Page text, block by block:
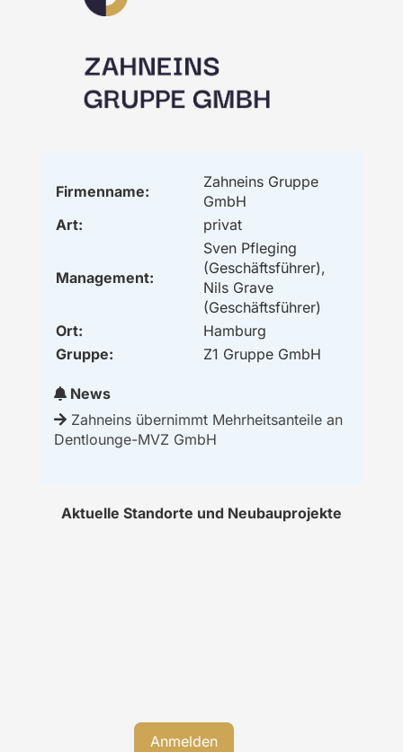
Firmenname:
Zahneins Gruppe
GmbH
Art:
privat
Management:
Sven Pfleging
(Geschäftsführer),
Nils Grave
(Geschäftsführer)
Ort:
Hamburg
Gruppe:
Z1 Gruppe GmbH
News
Zahneins übernimmt Mehrheitsanteile an
Dentlounge-MVZ GmbH
Aktuelle Standorte und Neubauprojekte